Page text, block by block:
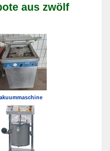
aus zwölf